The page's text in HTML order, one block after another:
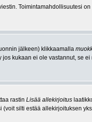
Toimintamahdollisuutesi
jälkeen) klikkaamalla
kukaan ei ole vastannut, se
rastin Lisää allekirjoitus
silti estää allekirjoituksen